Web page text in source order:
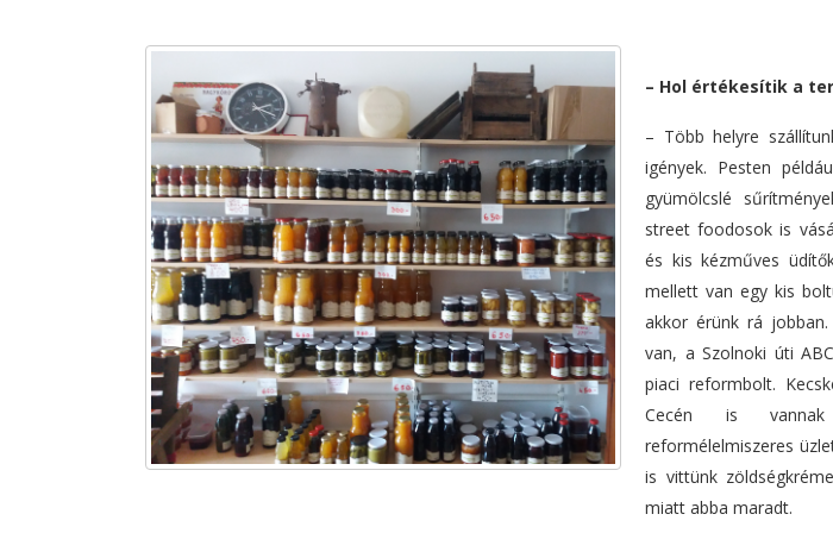
– Hol értékesítik a
– Több helyre
igények. Pesten
gyümölcslé
street foodosok is
és kis kézműves
mellett van egy kis
akkor érünk rá
van, a Szolnoki úti
piaci reformbolt.
Cecén is vannak
reformélelmiszeres
is vittünk
miatt abba maradt.